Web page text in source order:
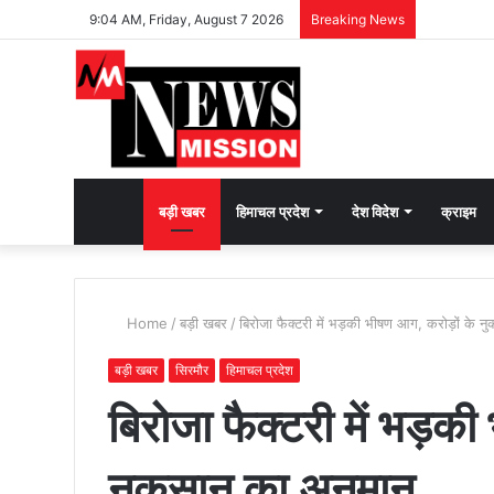
9:04 AM, Friday, August 7 2026 Breaking News
भक्ति
भावना
जगाने
बड़ी खबर हिमाचल प्रदेश देश विदेश क्राइम
Home / बड़ी खबर / बिरोजा फैक्टरी में भड़की भीषण आग, करोड़ों के
बड़ी खबर सिरमौर हिमाचल प्रदेश
बिरोजा फैक्टरी में